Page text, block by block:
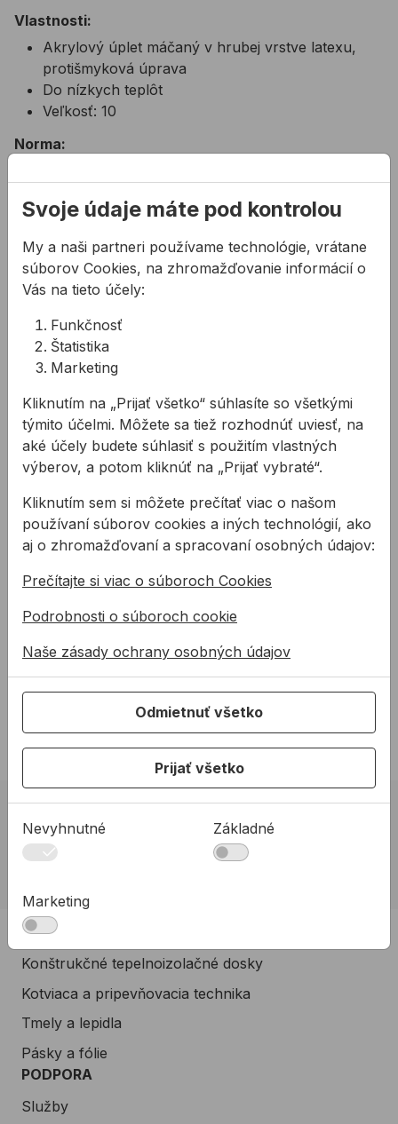
Vlastnosti:
Akrylový úplet máčaný v hrubej vrstve latexu,
protišmyková úprava
Do nízkych teplôt
Veľkosť: 10
Norma:
prepichnutiu)
Súvisiace produkty
Rukavice CERVA EIDER kombinované
Rukavice CERVA EIDER
kombinované
Rukavice z jedného kusa
hovädzej štiepanej kože v
dlani s podšívkou. Chrbto ...
3,26 €
1,96 €/pr
1,96€ s DPH
Rukavice CERVA
FIREFINCH zimné
kombinované
lícovej nábytkárskej
podšívkou a bavlnenou tkani
5,35 €
2,14 € / pr
2,14€ s DPH
Na sklade
allmedia@allmedia.sk
PRODUKTY
Konštrukčné tepelnoizolačné dosky
Kotviaca a pripevňovacia technika
Tmely a lepidla
Pásky a fólie
PODPORA
Služby
Svoje údaje máte pod kontrolou
My a naši partneri používame technológie, vrátane
súborov Cookies, na zhromažďovanie informácií o
Vás na tieto účely:
Funkčnosť
Štatistika
Marketing
Kliknutím na „Prijať všetko“ súhlasíte so všetkými
týmito účelmi. Môžete sa tiež rozhodnúť uviesť, na
aké účely budete súhlasiť s použitím vlastných
výberov, a potom kliknúť na „Prijať vybraté“.
Kliknutím sem si môžete prečítať viac o našom
používaní súborov cookies a iných technológií, ako
aj o zhromažďovaní a spracovaní osobných údajov:
Prečítajte si viac o súboroch Cookies
Podrobnosti o súboroch cookie
Naše zásady ochrany osobných údajov
Odmietnuť všetko
Prijať všetko
Nevyhnutné Základné
Marketing